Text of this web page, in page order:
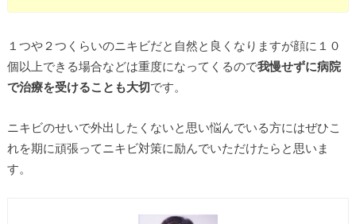
１つや２つくらいのニキビだと自然と良くなりますが顔に１０
個以上できる場合などは重度になってくるので我慢せずに病院
で治療を受けることも大切です。
ニキビのせいで外出したくないと思い悩んでいる方にはぜひこ
れを期に頑張ってニキビ対策に励んでいただけたらと思いま
す。